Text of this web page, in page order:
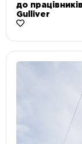
до
Gulliver